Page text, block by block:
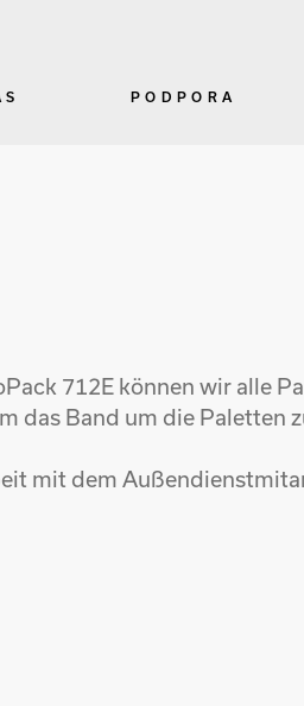
PODPORA
712E können wir alle
das Band um die Paletten
mit dem